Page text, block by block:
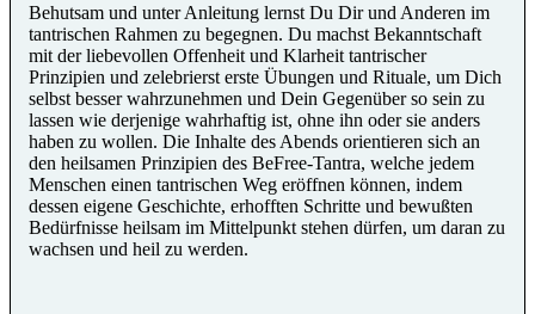
Behutsam und unter Anleitung lernst Du Dir und Anderen im
tantrischen Rahmen zu begegnen. Du machst Bekanntschaft
mit der liebevollen Offenheit und Klarheit tantrischer
Prinzipien und zelebrierst erste Übungen und Rituale, um Dich
selbst besser wahrzunehmen und Dein Gegenüber so sein zu
lassen wie derjenige wahrhaftig ist, ohne ihn oder sie anders
haben zu wollen. Die Inhalte des Abends orientieren sich an
den heilsamen Prinzipien des BeFree-Tantra, welche jedem
Menschen einen tantrischen Weg eröffnen können, indem
dessen eigene Geschichte, erhofften Schritte und bewußten
Bedürfnisse heilsam im Mittelpunkt stehen dürfen, um daran zu
wachsen und heil zu werden.